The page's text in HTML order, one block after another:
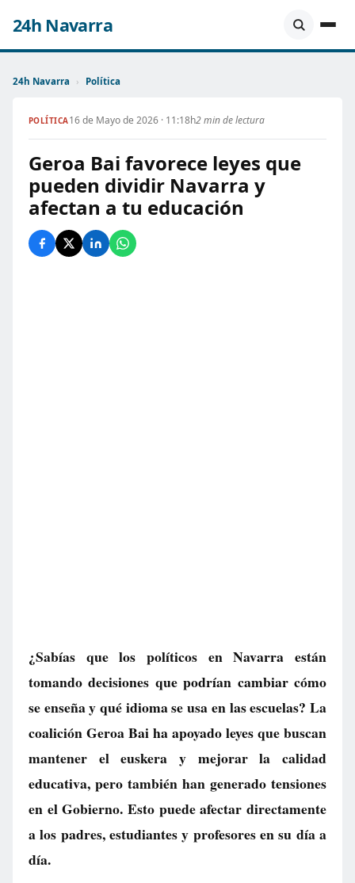
24h Navarra
24h Navarra › Política
POLÍTICA16 de Mayo de 2026 · 11:18h2 min de lectura
Geroa Bai favorece leyes que
pueden dividir Navarra y
afectan a tu educación
¿Sabías que los políticos en Navarra están
tomando decisiones que podrían cambiar cómo
se enseña y qué idioma se usa en las escuelas? La
coalición Geroa Bai ha apoyado leyes que buscan
mantener el euskera y mejorar la calidad
educativa, pero también han generado tensiones
en el Gobierno. Esto puede afectar directamente
a los padres, estudiantes y profesores en su día a
día.